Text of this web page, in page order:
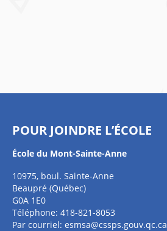
POUR JOINDRE L’ÉCOLE
École du Mont-Sainte-Anne
10975, boul. Sainte-Anne
Beaupré (Québec)
G0A 1E0
Téléphone: 418-821-8053
Par courriel: esmsa@cssps.gouv.qc.ca